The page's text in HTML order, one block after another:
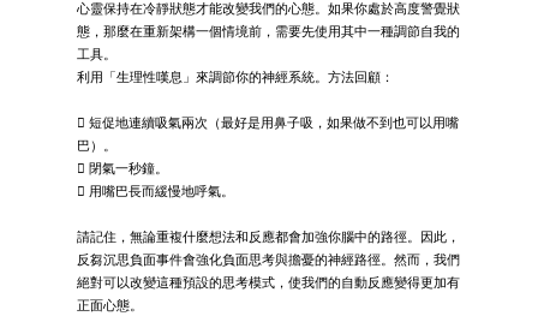
心靈保持在冷靜狀態才能改變我們的心態。如果你處於高度警覺狀
態，那麼在重新架構一個情境前，需要先使用其中一種調節自我的
工具。
利用「生理性嘆息」來調節你的神經系統。方法回顧：
 短促地連續吸氣兩次（最好是用鼻子吸，如果做不到也可以用嘴
巴）。
 閉氣一秒鐘。
 用嘴巴長而緩慢地呼氣。
請記住，無論重複什麼想法和反應都會加強你腦中的路徑。因此，
反芻沉思負面事件會強化負面思考與擔憂的神經路徑。然而，我們
絕對可以改變這種預設的思考模式，使我們的自動反應變得更加有
正面心態。